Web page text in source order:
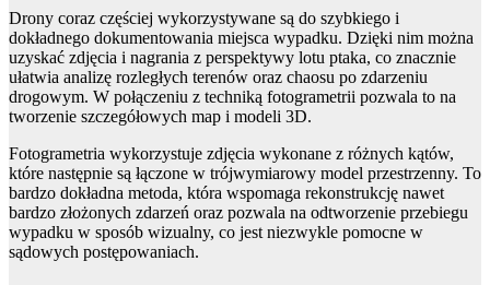
Drony coraz częściej wykorzystywane są do szybkiego i
dokładnego dokumentowania miejsca wypadku. Dzięki nim można
uzyskać zdjęcia i nagrania z perspektywy lotu ptaka, co znacznie
ułatwia analizę rozległych terenów oraz chaosu po zdarzeniu
drogowym. W połączeniu z techniką fotogrametrii pozwala to na
tworzenie szczegółowych map i modeli 3D.
Fotogrametria wykorzystuje zdjęcia wykonane z różnych kątów,
które następnie są łączone w trójwymiarowy model przestrzenny. To
bardzo dokładna metoda, która wspomaga rekonstrukcję nawet
bardzo złożonych zdarzeń oraz pozwala na odtworzenie przebiegu
wypadku w sposób wizualny, co jest niezwykle pomocne w
sądowych postępowaniach.